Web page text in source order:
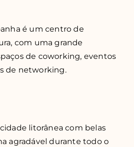
é um centro de
com uma grande
de coworking, eventos
de networking.
litorânea com belas
agradável durante todo o